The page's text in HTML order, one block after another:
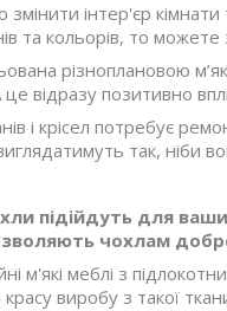
інтер'єр
та кольорів, то
різноплановою
це відразу позитивно
і крісел потребує
так, ніби
підійдуть для
чохлам
м'які меблі з
красу виробу з такої